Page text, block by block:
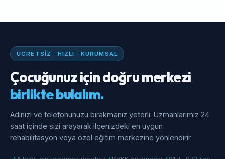
ÜCRETSIZ · HIZLI · KURUMSAL
Çocuğunuz için doğru merkezi
birlikte bulalım.
Adınızı ve telefonunuzu bırakmanız yeterli. Uzmanlarımız 24
saat içinde sizi arayarak ilçenizdeki en uygun
rehabilitasyon veya özel eğitim merkezine yönlendirir.